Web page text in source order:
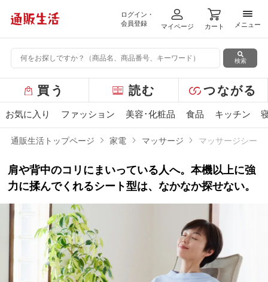
ログイン・
会員登録
マイページ カート
メニ
メニュー
検索
ー
バ
ュ
ー
買う 読む つながる
お気に入り ファッション 美容･化粧品 食品 キッチン
通販生活トップページ 家電 マッサージ マッサージシート
肩や背中のコリにまいっている人へ。本機以上に強
力に揉んでくれるシート型は、なかなか探せない。